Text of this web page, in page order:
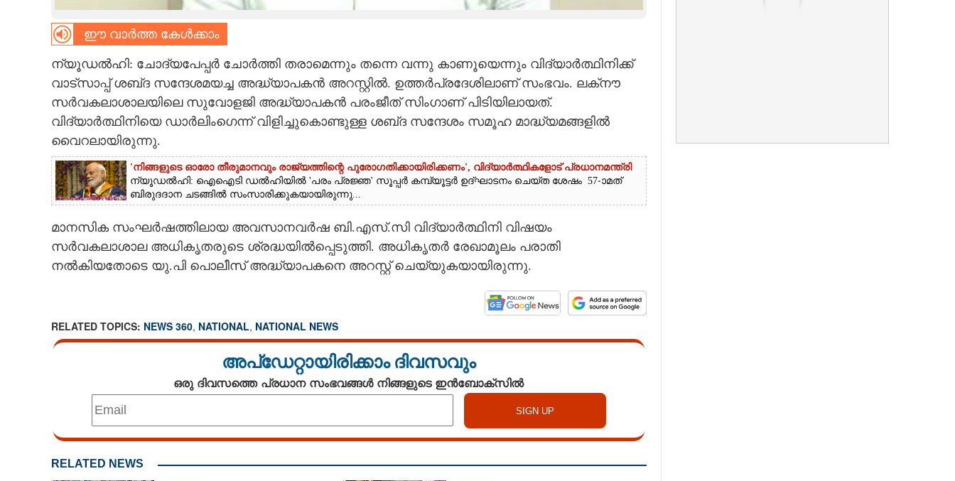
CARTOONS
CONTACT US
ഈ വാർത്ത കേൾക്കാം
ന്യൂഡൽഹി: ചോദ്യപേപ്പർ ചോർത്തി തരാമെന്നും തന്നെ വന്നു കാണൂയെന്നും വിദ്യാർത്ഥിനിക്ക്
വാട്സാപ്പ് ശബ്‌ദ സന്ദേശമയച്ച അദ്ധ്യാപകൻ അറസ്റ്റിൽ. ഉത്തർപ്രദേശിലാണ് സംഭവം. ലക്‌നൗ
സ‌ർവകലാശാലയിലെ സുവോളജി അദ്ധ്യാപകൻ പരംജീത് സിംഗാണ് പിടിയിലായത്.
വിദ്യാ‌ർത്ഥിനിയെ ഡാർലിംഗെന്ന് വിളിച്ചുകൊണ്ടുള്ള ശബ്‌ദ സന്ദേശം സമൂഹ മാദ്ധ്യമങ്ങളിൽ
വൈറലായിരുന്നു.
'നിങ്ങളുടെ ഓരോ തീരുമാനവും രാജ്യത്തിന്റെ പുരോഗതിക്കായിരിക്കണം',​ വിദ്യാർത്ഥികളോട് പ്രധാനമന്ത്രി
ന്യൂഡൽഹി: ഐഐടി ഡൽഹിയിൽ 'പരം പ്രജ്ഞ' സൂപ്പർ കമ്പ്യൂട്ടർ ഉദ്ഘാടനം ചെയ്‌ത ശേഷം 57-ാമത്
ബിരുദദാന ചടങ്ങിൽ സംസാരിക്കുകയായിരുന്നു...
മാനസിക സംഘർഷത്തിലായ അവസാനവർഷ ബി.എസ്.സി വിദ്യാർത്ഥിനി വിഷയം
സർവകലാശാല അധികൃതരുടെ ശ്രദ്ധയിൽപ്പെടുത്തി. അധികൃതർ രേഖാമൂലം പരാതി
നൽകിയതോടെ യു.പി പൊലീസ് അദ്ധ്യാപകനെ അറസ്റ്റ് ചെയ്യുകയായിരുന്നു.
RELATED TOPICS: NEWS 360, NATIONAL, NATIONAL NEWS
അപ്ഡേറ്റായിരിക്കാം ദിവസവും
ഒരു ദിവസത്തെ പ്രധാന സംഭവങ്ങൾ നിങ്ങളുടെ ഇൻബോക്സിൽ
RELATED NEWS